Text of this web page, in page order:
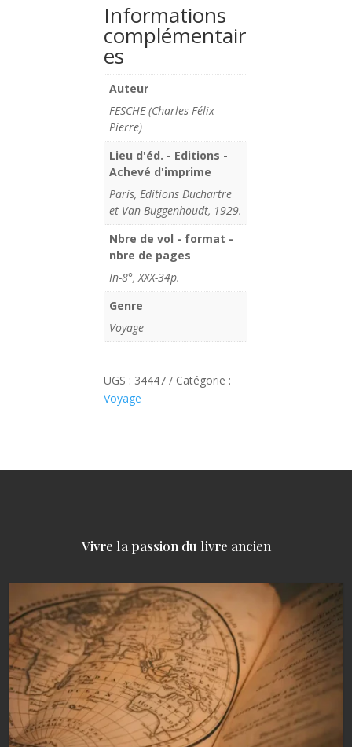
Informations
complémentair
es
Auteur
FESCHE (Charles-Félix-
Pierre)
Lieu d'éd. - Editions -
Achevé d'imprime
Paris, Editions Duchartre
et Van Buggenhoudt, 1929.
Nbre de vol - format -
nbre de pages
In-8°, XXX-34p.
Genre
Voyage
UGS : 34447
Catégorie :
Voyage
Vivre la passion du livre ancien